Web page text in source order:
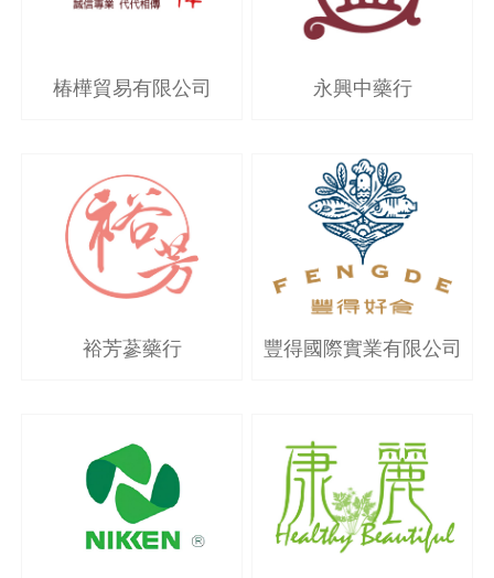
椿樺貿易有限公司 永興中藥行
裕芳蔘藥行 豐得國際實業有限公司